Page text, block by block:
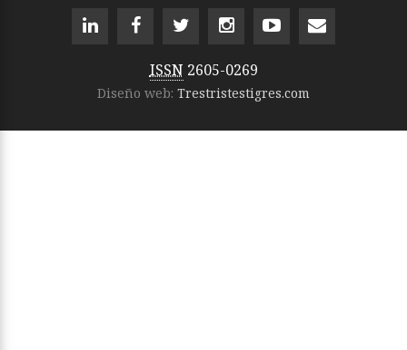
ISSN 2605-0269
Diseño web: Trestristestigres.com